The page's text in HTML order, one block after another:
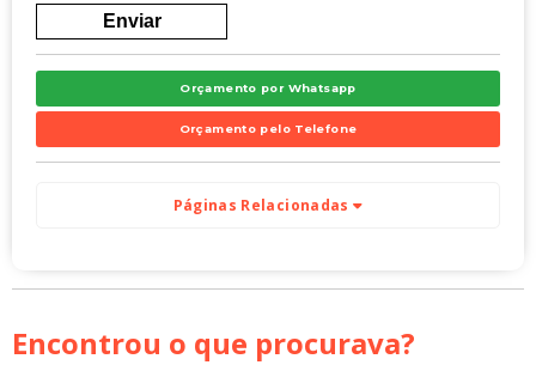
Orçamento por Whatsapp
Orçamento pelo Telefone
Páginas Relacionadas
Encontrou o que procurava?